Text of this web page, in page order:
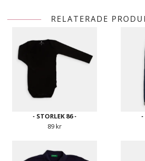
RELATERADE
- STORLEK 86 -
89 kr
-